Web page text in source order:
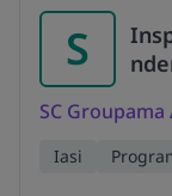
S
SC
Iasi